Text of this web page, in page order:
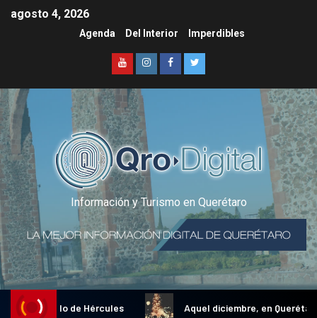
agosto 4, 2026
Agenda Del Interior Imperdibles
Información y Turismo en Querétaro
Gallo de Hércules Aquel diciembre, en Querétaro